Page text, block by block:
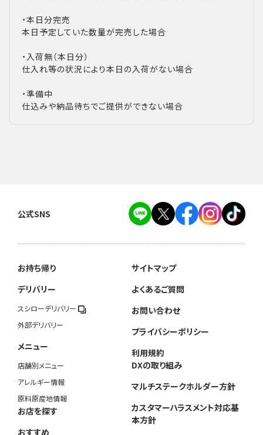
・本日分完売
本日予定していた数量が完売した場合
・入荷無（本日分）
仕入れ等の状況により本日の入荷がない場合
・準備中
仕込みや納品待ちでご提供ができない場合
公式SNS
お持ち帰り
デリバリー
スシローデリバリー
外部デリバリー
メニュー
店舗別メニュー
アレルギー情報
原料原産地情報
お店を探す
おすすめ
サイトマップ
よくあるご質問
お問い合わせ
プライバシーポリシー
利用規約
DXの取り組み
マルチステークホルダー方針
カスタマーハラスメント対応基
本方針